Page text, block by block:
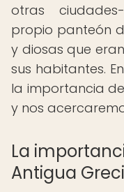
otras
propio panteón
y diosas que
sus habitantes.
la importancia
y nos
La
Antigua